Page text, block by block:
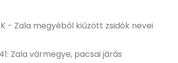
- Zala megyéből kiűzött zsidók nevei
Zala vármegye, pacsai járás